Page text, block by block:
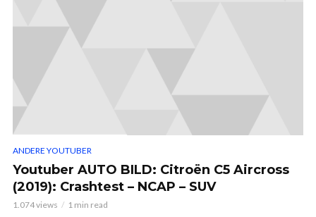
ANDERE YOUTUBER
Youtuber AUTO BILD: Citroën C5 Aircross
(2019): Crashtest – NCAP – SUV
1.074 views 1 min read